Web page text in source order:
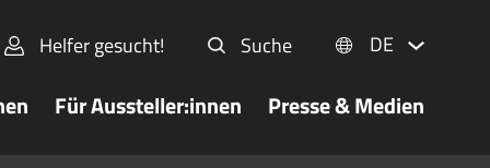
Helfer gesucht! Suche DE
Für Aussteller:innen Presse & Medien